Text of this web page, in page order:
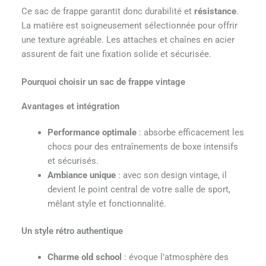
Ce sac de frappe garantit donc durabilité et résistance.
La matière est soigneusement sélectionnée pour offrir
une texture agréable. Les attaches et chaînes en acier
assurent de fait une fixation solide et sécurisée.
Pourquoi choisir un sac de frappe vintage
Avantages et intégration
Performance optimale: absorbe efficacement les
chocs pour des entraînements de boxe intensifs
et sécurisés.
Ambiance unique: avec son design vintage, il
devient le point central de votre salle de sport,
mêlant style et fonctionnalité.
Un style rétro authentique
Charme old school : évoque l’atmosphère des